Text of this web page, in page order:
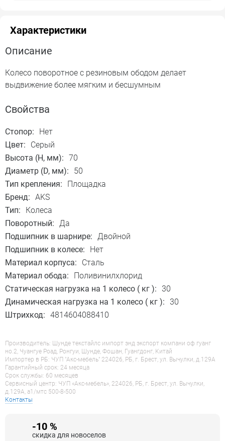
Характеристики
Описание
Колесо поворотное с резиновым ободом делает
выдвижение более мягким и бесшумным
Свойства
Стопор:
Нет
Цвет:
Серый
Высота (H, мм): 70
Диаметр (D, мм):
50
Тип крепления:
Площадка
Бренд: AKS
Тип:
Колеса
Поворотный: Да
Подшипник в шарнире: Двойной
Подшипник в колесе:
Нет
Материал корпуса:
Сталь
Материал обода:
Поливинилхлорид
Статическая нагрузка на 1 колесо ( кг ):
30
Динамическая нагрузка на 1 колесо ( кг ):
30
Штрихкод: 4814604088410
Производитель: Шунде текстайлс импорт энд экспорт компани оф гуанг
но.2, Чуангуе Роад, Ронгуи, Шунде, Фошан, Гуангдонг, Китай
Импортер в РБ: ЧУП "Акс-мебель" 224026, РБ, г. Брест, ул. Вычулки, д.129А
Гарантийный срок: 24 месяца
Срок службы: 60 месяцев
Сервисный центр: ЧУП «Акс-мебель», 224026, РБ, г. Брест, ул. Вычулки,
д.129А, a1/мтс 500-8-500
Контакты
-10 %
скидка для новоселов